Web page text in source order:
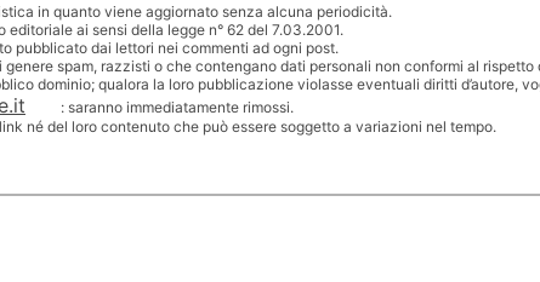
in quanto viene aggiornato senza alcuna periodicità.
ai sensi della legge n° 62 del 7.03.2001.
pubblicato dai lettori nei commenti ad ogni post.
spam, razzisti o che contengano dati personali non conformi al
dominio; qualora la loro pubblicazione violasse eventuali diritti d’autore,
: saranno immediatamente rimossi.
né del loro contenuto che può essere soggetto a variazioni nel tempo.